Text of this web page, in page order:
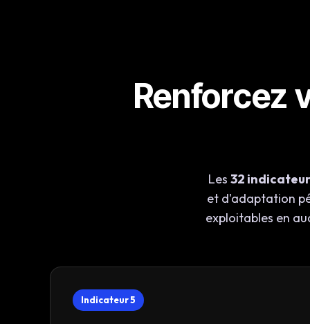
Renforcez
Les 32
et d'adaptation
exploitables en
Indicateur 5